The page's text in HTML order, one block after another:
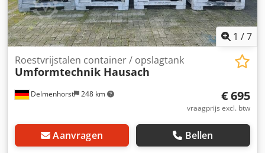
1 /7
Delmenhorst 248 km
Roestvrijstalen container / opslagtank
Umformtechnik Hausach
€ 695
vraagprijs excl. btw
Aanvragen Bellen